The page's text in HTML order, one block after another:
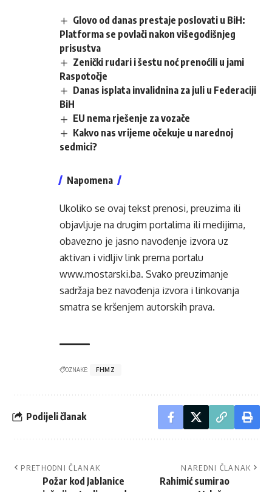
Glovo od danas prestaje poslovati u BiH:
Platforma se povlači nakon višegodišnjeg
prisustva
Zenički rudari i šestu noć prenoćili u jami
Raspotočje
Danas isplata invalidnina za juli u Federaciji
BiH
EU nema rješenje za vozače
Kakvo nas vrijeme očekuje u narednoj
sedmici?
Napomena
Ukoliko se ovaj tekst prenosi, preuzima ili
objavljuje na drugim portalima ili medijima,
obavezno je jasno navođenje izvora uz
aktivan i vidljiv link prema portalu
www.mostarski.ba. Svako preuzimanje
sadržaja bez navođenja izvora i linkovanja
smatra se kršenjem autorskih prava.
OZNAKE: FHMZ
Podijeli članak
PRETHODNI ČLANAK
Požar kod Jablanice
NAREDNI ČLANAK
Rahimić sumirao